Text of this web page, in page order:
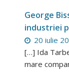
George
industriei
20 iulie
[…] Ida
mare